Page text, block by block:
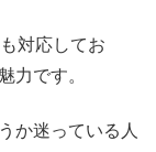
対応してお
力です。
か迷っている人